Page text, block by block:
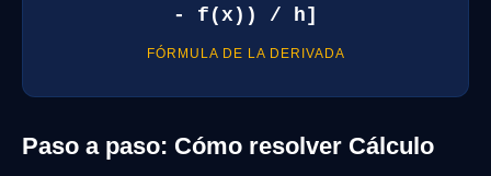
- f(x)) / h]
FÓRMULA DE LA DERIVADA
Paso a paso: Cómo resolver Cálculo